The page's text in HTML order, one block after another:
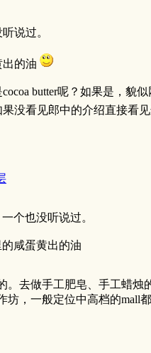
说过。
的油
butter呢？如果是，貌
没看见郎中的介绍直接看
个也没听说过。
咸蛋黄出的油
去做手工肥皂、手工蜡烛
，一般定位中高档的mall都